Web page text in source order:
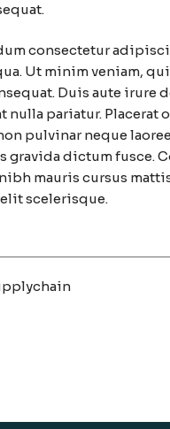
consectetur
Ut minim veniam,
Duis aute
nulla pariatur.
pulvinar neque
gravida dictum fusce.
mauris cursus
scelerisque.